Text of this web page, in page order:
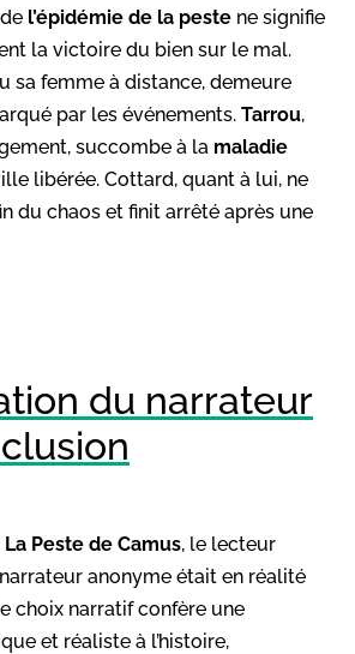
l’épidémie de la peste ne signifie
la victoire du bien sur le mal.
sa femme à distance, demeure
par les événements. Tarrou,
succombe à la maladie
libérée. Cottard, quant à lui, ne
du chaos et finit arrêté après une
du narrateur
Peste de Camus, le lecteur
anonyme était en réalité
choix narratif confère une
et réaliste à l’histoire,